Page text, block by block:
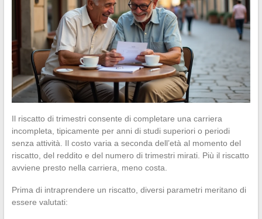
Il riscatto di trimestri consente di completare una carriera
incompleta, tipicamente per anni di studi superiori o periodi
senza attività. Il costo varia a seconda dell’età al momento del
riscatto, del reddito e del numero di trimestri mirati. Più il riscatto
avviene presto nella carriera, meno costa.
Prima di intraprendere un riscatto, diversi parametri meritano di
essere valutati: